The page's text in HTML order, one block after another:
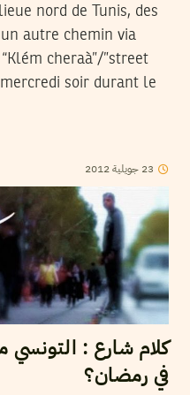
nord de Tunis, des
autre chemin via
cheraà”/”street
soir durant le
23 جويلية2012
كلام شارع :
في رمضان؟